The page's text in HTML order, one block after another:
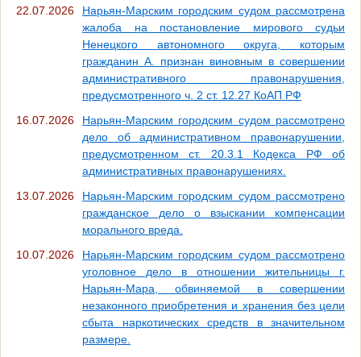
22.07.2026
Нарьян-Марским городским судом рассмотрена
жалоба на постановление мирового судьи
Ненецкого автономного округа, которым
гражданин А. признан виновным в совершении
административного правонарушения,
предусмотренного ч. 2 ст. 12.27 КоАП РФ
16.07.2026
Нарьян-Марским городским судом рассмотрено
дело об административном правонарушении,
предусмотренном ст. 20.3.1 Кодекса РФ об
административных правонарушениях.
13.07.2026
Нарьян-Марским городским судом рассмотрено
гражданское дело о взыскании компенсации
морального вреда.
10.07.2026
Нарьян-Марским городским судом рассмотрено
уголовное дело в отношении жительницы г.
Нарьян-Мара, обвиняемой в совершении
незаконного приобретения и хранения без цели
сбыта наркотических средств в значительном
размере.